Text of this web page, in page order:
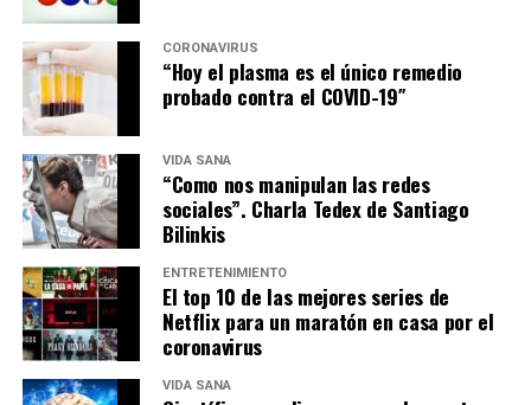
CORONAVIRUS
“Hoy el plasma es el único remedio
probado contra el COVID-19″
VIDA SANA
“Como nos manipulan las redes
sociales”. Charla Tedex de Santiago
Bilinkis
ENTRETENIMIENTO
El top 10 de las mejores series de
Netflix para un maratón en casa por el
coronavirus
VIDA SANA